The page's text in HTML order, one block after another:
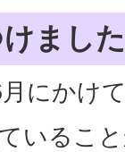
まし
にかけ
いるこ